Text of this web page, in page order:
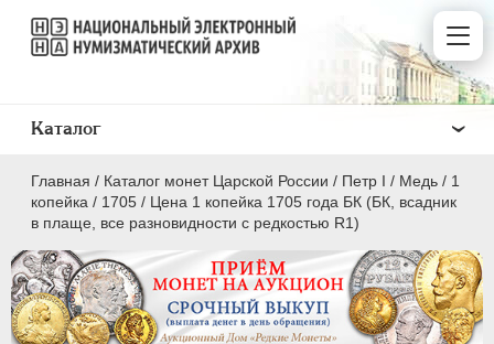
Главная / Каталог монет Царской России / Пeтр I / Медь / 1
копейка / 1705 / Цена 1 копейка 1705 года БК (БК, всадник
в плаще, все разновидности с редкостью R1)
Каталог
ПEТР I 1699 - 1725